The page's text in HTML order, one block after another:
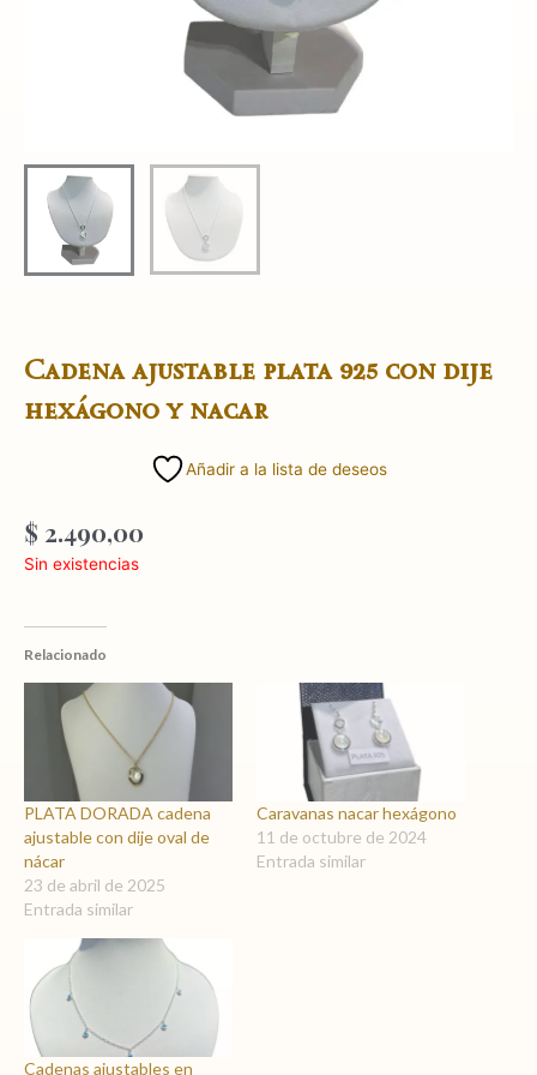
Cadena ajustable plata 925 con dije
hexágono y nacar
Añadir a la lista de deseos
$ 2.490,00
Sin existencias
Relacionado
PLATA DORADA cadena
ajustable con dije oval de
nácar
23 de abril de 2025
Entrada similar
Caravanas nacar hexágono
11 de octubre de 2024
Entrada similar
Cadenas ajustables en